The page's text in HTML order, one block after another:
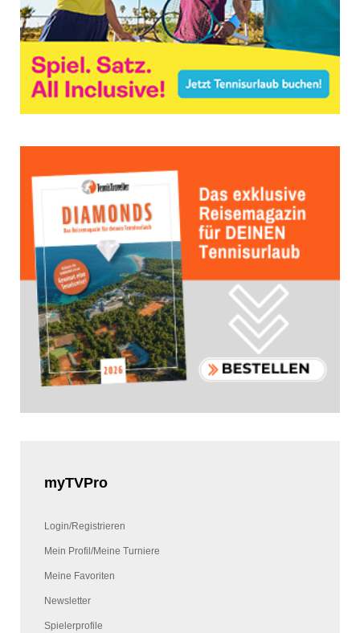
myTVPro
Login/Registrieren
Mein Profil/Meine Turniere
Meine Favoriten
Newsletter
Spielerprofile